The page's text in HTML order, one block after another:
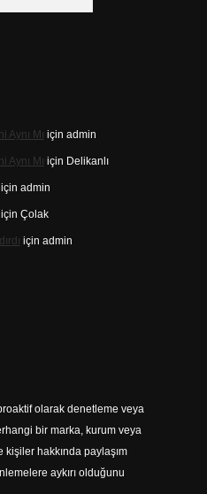
Aynı Mı için admin
Aynı Mı için Delikanlı
admin
Çolak
için admin
olarak denetleme veya
bir marka, kurum veya
kişiler hakkında paylaşım
aykırı olduğunu